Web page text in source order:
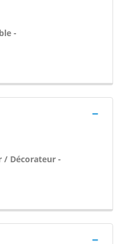
-
Décorateur -